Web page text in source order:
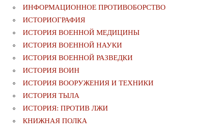
ИНФОРМАЦИОННОЕ ПРОТИВОБОРСТВО
ИСТОРИОГРАФИЯ
ИСТОРИЯ ВОЕННОЙ МЕДИЦИНЫ
ИСТОРИЯ ВОЕННОЙ НАУКИ
ИСТОРИЯ ВОЕННОЙ РАЗВЕДКИ
ИСТОРИЯ ВОИН
ИСТОРИЯ ВООРУЖЕНИЯ И ТЕХНИКИ
ИСТОРИЯ ТЫЛА
ИСТОРИЯ: ПРОТИВ ЛЖИ
КНИЖНАЯ ПОЛКА